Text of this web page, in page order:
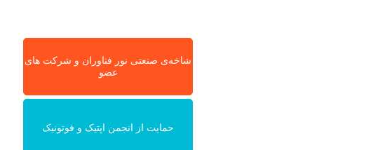
شاخه‌ی صنعتی نور فناوران و شرکت های
عضو
حمایت از انجمن اپتیک و فوتونیک